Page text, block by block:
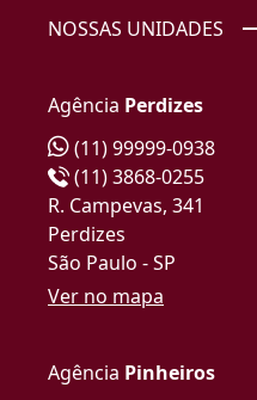
NOSSAS UNIDADES
Agência Perdizes
(11) 99999-0938
(11) 3868-0255
R. Campevas, 341
Perdizes
São Paulo - SP
Ver no mapa
Agência Pinheiros